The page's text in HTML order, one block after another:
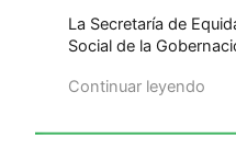
La Secretaría de
Social de la
Continuar leyendo